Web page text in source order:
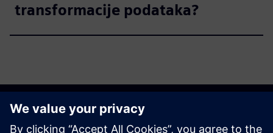
transformacije podataka?